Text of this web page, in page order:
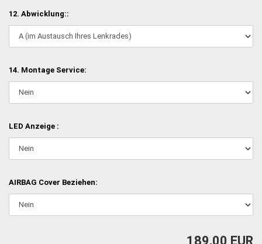
12. Abwicklung::
14. Montage Service:
LED Anzeige :
AIRBAG Cover Beziehen:
189,00 EUR